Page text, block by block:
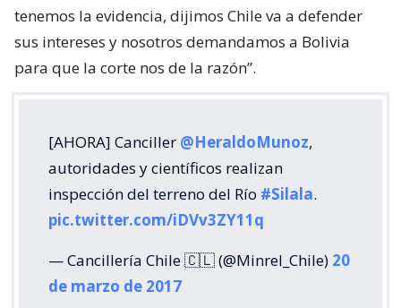
tenemos la evidencia, dijimos Chile va a defender
sus intereses y nosotros demandamos a Bolivia
para que la corte nos de la razón”.
[AHORA] Canciller @HeraldoMunoz,
autoridades y científicos realizan
inspección del terreno del Río #Silala.
pic.twitter.com/iDVv3ZY11q
— Cancillería Chile 🇨🇱 (@Minrel_Chile) 20
de marzo de 2017